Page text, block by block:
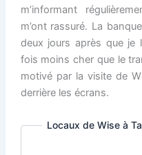
m’informant
m’ont rassuré. La
deux jours après que je
fois moins cher que le
motivé par la visite de
derrière les écrans.
Locaux de Wise à